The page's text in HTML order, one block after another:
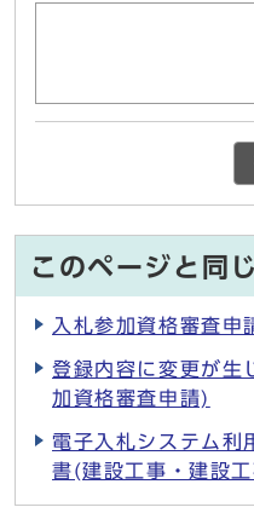
このページと同
入札参加資格審査申
登録内容に変更が生
加資格審査申請)
電子入札システム利
書(建設工事・建設